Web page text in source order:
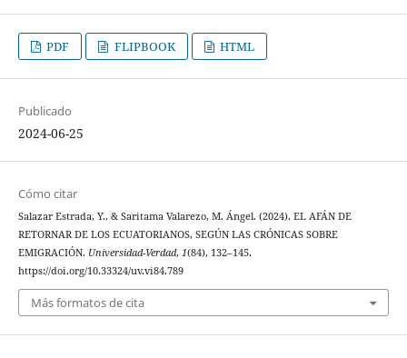
PDF FLIPBOOK HTML
Publicado
2024-06-25
Cómo citar
Salazar Estrada, Y., & Saritama Valarezo, M. Ángel. (2024). EL AFÁN DE
RETORNAR DE LOS ECUATORIANOS, SEGÚN LAS CRÓNICAS SOBRE
EMIGRACIÓN. Universidad-Verdad, 1(84), 132–145.
https://doi.org/10.33324/uv.vi84.789
Más formatos de cita